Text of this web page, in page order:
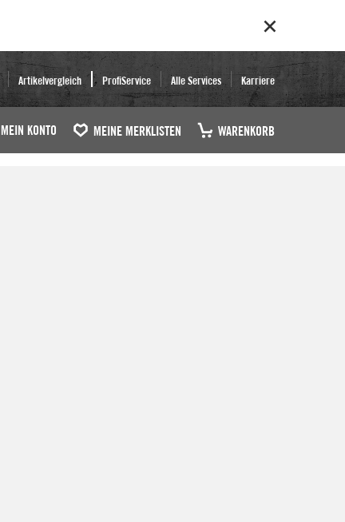
Artikelvergleich ProfiService Alle Services Karriere
MEIN KONTO MEINE MERKLISTEN WARENKORB